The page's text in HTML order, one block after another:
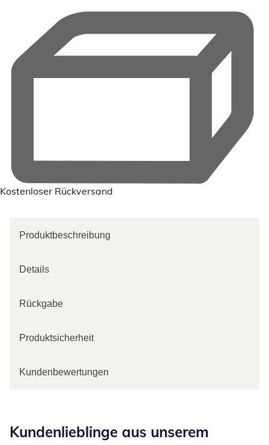
Kostenloser Rückversand
Produktbeschreibung
Details
Rückgabe
Produktsicherheit
Kundenbewertungen
Kundenlieblinge aus unserem